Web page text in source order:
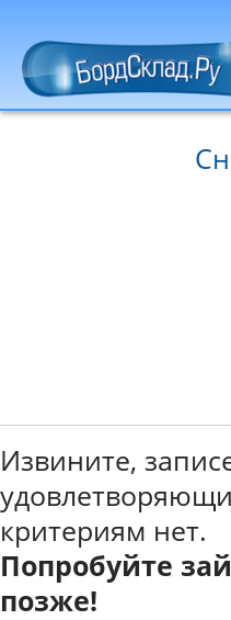
Извините,
критериям нет.
Попробуйте
позже!